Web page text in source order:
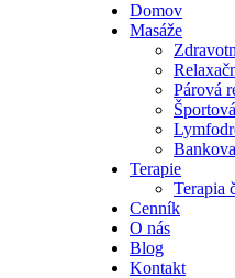
Domov
Masáže
Párová
Terapie
Terapia
Cenník
O nás
Blog
Kontakt